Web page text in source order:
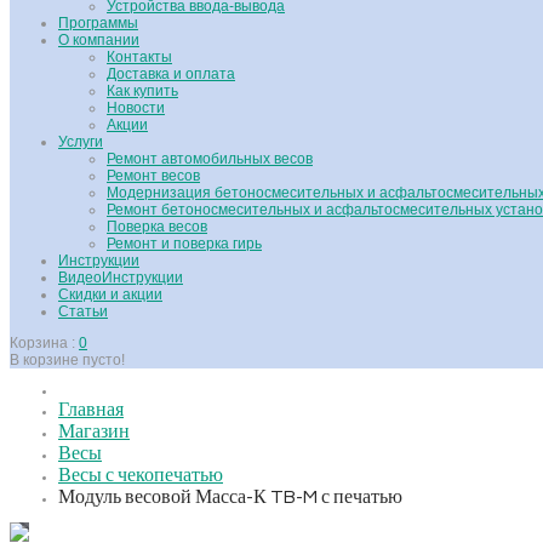
Устройства ввода-вывода
Программы
О компании
Контакты
Доставка и оплата
Как купить
Новости
Акции
Услуги
Ремонт автомобильных весов
Ремонт весов
Модернизация бетоносмесительных и
Ремонт бетоносмесительных и асфальтосмесительных
Поверка весов
Ремонт и поверка гирь
Инструкции
ВидеоИнструкции
Скидки и акции
Статьи
Корзина : 0
В корзине пусто!
Главная
Магазин
Весы
Весы с чекопечатью
Модуль весовой Масса-К TB-M с печатью
Hover
to zoom